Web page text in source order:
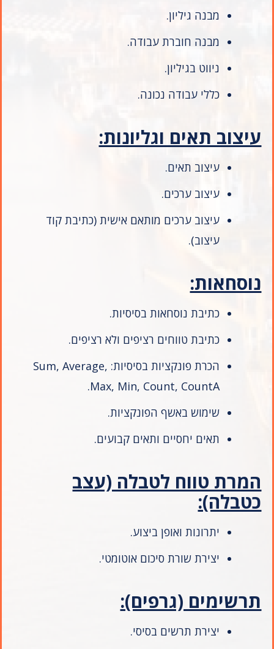
מבנה גיליון.
מבנה חוברת עבודה.
ניווט בגיליון.
כללי עבודה נכונה.
עיצוב תאים וגליונות:
עיצוב תאים.
עיצוב ערכים.
עיצוב ערכים מותאם אישית (כתיבת קוד
עיצוב).
נוסחאות:
כתיבת נוסחאות בסיסיות.
כתיבת טווחים רציפים ולא רציפים.
הכרת פונקציות בסיסיות: Sum, Average,
Max, Min, Count, CountA.
שימוש באשף הפונקציות.
תאים יחסיים ותאים קבועים.
המרת טווח לטבלה (עצב
כטבלה):
יתרונות ואופן ביצוע.
יצירת שורת סיכום אוטומטי.
תרשימים (גרפים):
יצירת תרשים בסיסי.